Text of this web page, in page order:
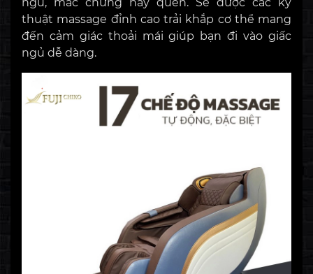
thuật massage đỉnh cao trải khắp cơ thể mang
đến cảm giác thoải mái giúp bạn đi vào giấc
ngủ dễ dàng.